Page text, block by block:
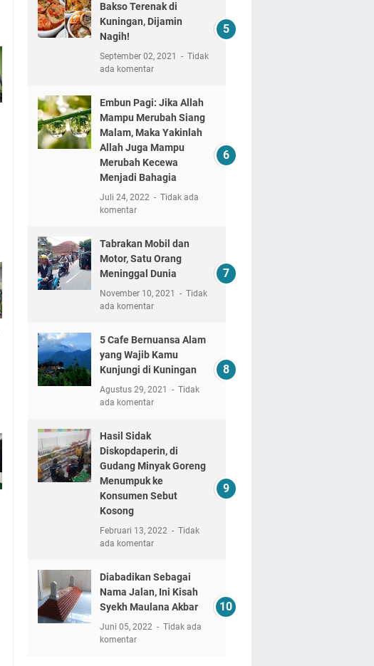
Bakso Terenak di
Kuningan, Dijamin
Nagih!
September 02, 2021
Tidak
ada komentar
Embun Pagi: Jika Allah
Mampu Merubah Siang
Malam, Maka Yakinlah
Allah Juga Mampu
Merubah Kecewa
Menjadi Bahagia
Juli 24, 2022
Tidak ada
komentar
Tabrakan Mobil dan
Motor, Satu Orang
Meninggal Dunia
November 10, 2021
Tidak
ada komentar
5 Cafe Bernuansa Alam
yang Wajib Kamu
Kunjungi di Kuningan
Agustus 29, 2021
Tidak
ada komentar
Hasil Sidak
Diskopdaperin, di
Gudang Minyak Goreng
Menumpuk ke
Konsumen Sebut
Kosong
Februari 13, 2022
Tidak
ada komentar
Diabadikan Sebagai
Nama Jalan, Ini Kisah
Syekh Maulana Akbar
Juni 05, 2022
Tidak ada
komentar